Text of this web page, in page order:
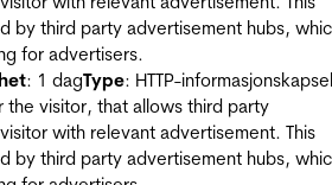
by third party advertisement hubs,
for advertisers.
: 1 dagType: HTTP-informasjonskapsel
the visitor, that allows third party
with relevant advertisement. This
by third party advertisement hubs,